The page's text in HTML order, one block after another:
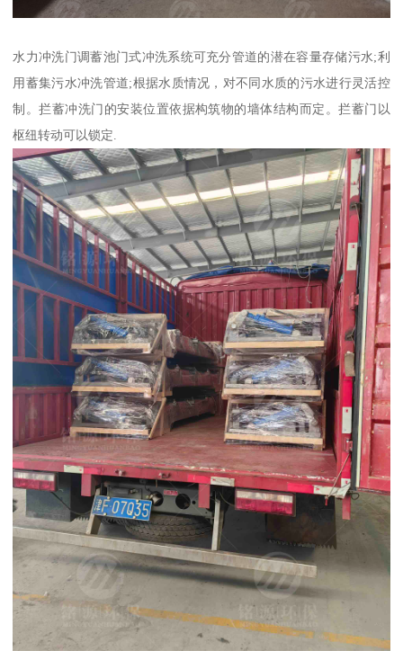
水力冲洗门调蓄池门式冲洗系统可充分管道的潜在容量存储污水;利
用蓄集污水冲洗管道;根据水质情况，对不同水质的污水进行灵活控
制。拦蓄冲洗门的安装位置依据构筑物的墙体结构而定。拦蓄门以
枢纽转动可以锁定.